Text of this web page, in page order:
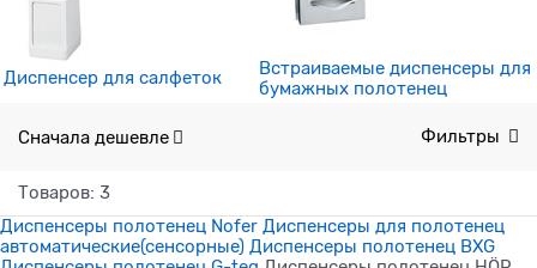
Диспенсер для салфеток
Встраиваемые диспенсеры для
бумажных полотенец
Сначала дешевле Фильтры
Товаров: 3
Диспенсеры полотенец Nofer Диспенсеры для полотенец
автоматические(сенсорные) Диспенсеры полотенец BXG